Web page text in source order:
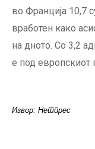
во Франција 10,7
вработен како
на дното. Со 3,2
е под европскиот
Извор: Нетпрес